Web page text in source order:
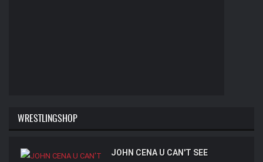
WRESTLINGSHOP
JOHN CENA U CAN'T SEE